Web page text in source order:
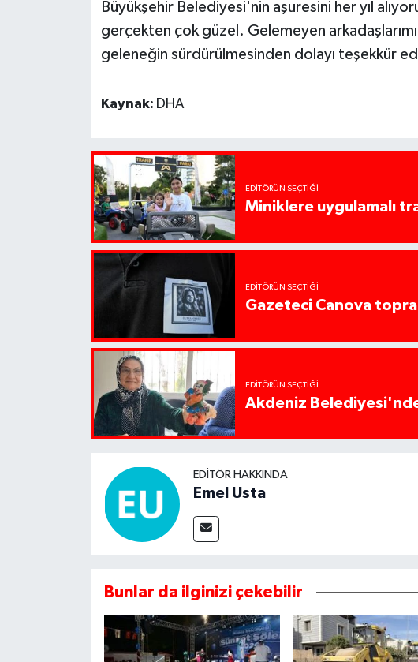
Büyükşehir Belediyesi'nin aşuresini her yıl
gerçekten çok güzel. Gelemeyen
geleneğin sürdürülmesinden dolayı teşekkür
Kaynak: DHA
EDITÖRÜN SEÇTIĞI
Miniklere uygulamalı
EDITÖRÜN SEÇTIĞI
Gazeteci Canova
EDITÖRÜN SEÇTIĞI
Akdeniz
EDITÖR HAKKINDA
Emel Usta
Bunlar da ilginizi çekebilir